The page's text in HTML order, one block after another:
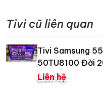
Tivi cũ liên quan
Tivi Samsung
50TU8100 Đời
Liên hệ